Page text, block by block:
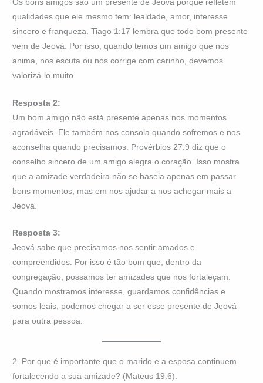
Os bons amigos são um presente de Jeová porque refletem
qualidades que ele mesmo tem: lealdade, amor, interesse
sincero e franqueza. Tiago 1:17 lembra que todo bom presente
vem de Jeová. Por isso, quando temos um amigo que nos
anima, nos escuta ou nos corrige com carinho, devemos
valorizá-lo muito.
Resposta 2:
Um bom amigo não está presente apenas nos momentos
agradáveis. Ele também nos consola quando sofremos e nos
aconselha quando precisamos. Provérbios 27:9 diz que o
conselho sincero de um amigo alegra o coração. Isso mostra
que a amizade verdadeira não se baseia apenas em passar
bons momentos, mas em nos ajudar a nos achegar mais a
Jeová.
Resposta 3:
Jeová sabe que precisamos nos sentir amados e
compreendidos. Por isso é tão bom que, dentro da
congregação, possamos ter amizades que nos fortaleçam.
Quando mostramos interesse, guardamos confidências e
somos leais, podemos chegar a ser esse presente de Jeová
para outra pessoa.
2. Por que é importante que o marido e a esposa continuem
fortalecendo a sua amizade? (Mateus 19:6).